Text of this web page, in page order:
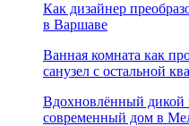
Как дизайнер
в Варшаве
Ванная комната как
санузел с остальной
Вдохновлённый дикой
современный дом в